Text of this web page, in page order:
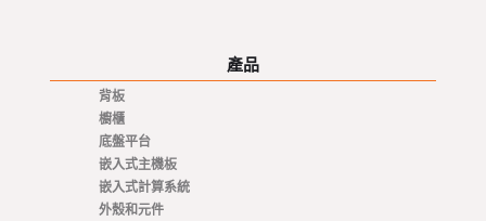
產品
背板
櫥櫃
底盤平台
嵌入式主機板
嵌入式計算系統
外殼和元件